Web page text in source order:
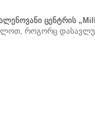
ცენტრის
როგორც